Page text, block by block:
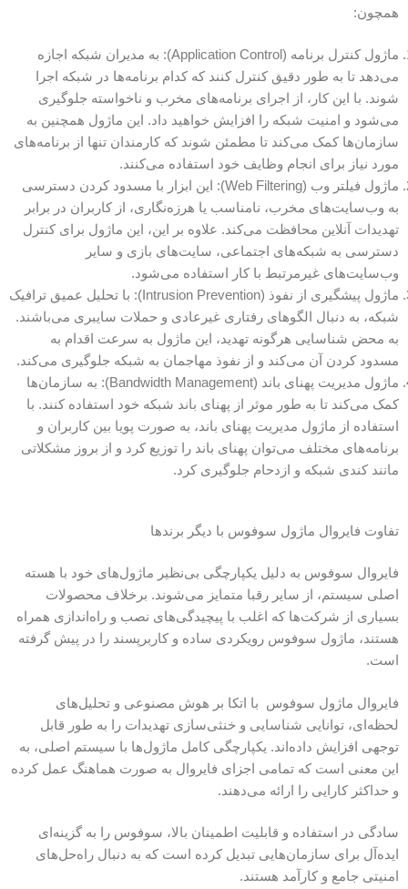
همچون:
ماژول کنترل برنامه (Application Control): به مدیران شبکه اجازه
می‌دهد تا به طور دقیق کنترل کنند که کدام برنامه‌ها در شبکه اجرا
شوند. با این کار، از اجرای برنامه‌های مخرب و ناخواسته جلوگیری
می‌شود و امنیت شبکه را افزایش خواهید داد. این ماژول همچنین به
سازمان‌ها کمک می‌کند تا مطمئن شوند که کارمندان تنها از برنامه‌های
مورد نیاز برای انجام وظایف خود استفاده می‌کنند.
ماژول فیلتر وب (Web Filtering): این ابزار با مسدود کردن دسترسی
به وب‌سایت‌های مخرب، نامناسب یا هرزه‌نگاری، از کاربران در برابر
تهدیدات آنلاین محافظت می‌کند. علاوه بر این، این ماژول برای کنترل
دسترسی به شبکه‌های اجتماعی، سایت‌های بازی و سایر
وب‌سایت‌های غیرمرتبط با کار استفاده می‌شود.
ماژول پیشگیری از نفوذ (Intrusion Prevention): با تحلیل عمیق ترافیک
شبکه، به دنبال الگوهای رفتاری غیرعادی و حملات سایبری می‌باشند.
به محض شناسایی هرگونه تهدید، این ماژول به سرعت اقدام به
مسدود کردن آن می‌کند و از نفوذ مهاجمان به شبکه جلوگیری می‌کند.
ماژول مدیریت پهنای باند (Bandwidth Management): به سازمان‌ها
کمک می‌کند تا به طور موثر از پهنای باند شبکه خود استفاده کنند. با
استفاده از ماژول مدیریت پهنای باند، به صورت پویا بین کاربران و
برنامه‌های مختلف می‌توان پهنای باند را توزیع کرد و از بروز مشکلاتی
مانند کندی شبکه و ازدحام جلوگیری کرد.
تفاوت‌ فایروال ماژول سوفوس با دیگر برندها
فایروال‌ سوفوس به دلیل یکپارچگی بی‌نظیر ماژول‌های خود با هسته
اصلی سیستم، از سایر رقبا متمایز می‌شوند. برخلاف محصولات
بسیاری از شرکت‌ها که اغلب با پیچیدگی‌های نصب و راه‌اندازی همراه
هستند، ماژول سوفوس رویکردی ساده و کاربرپسند را در پیش گرفته
است.
فایروال ماژول سوفوس با اتکا بر هوش مصنوعی و تحلیل‌های
لحظه‌ای، توانایی شناسایی و خنثی‌سازی تهدیدات را به طور قابل
توجهی افزایش داده‌اند. یکپارچگی کامل ماژول‌ها با سیستم اصلی، به
این معنی است که تمامی اجزای فایروال به صورت هماهنگ عمل کرده
و حداکثر کارایی را ارائه می‌دهند.
سادگی در استفاده و قابلیت اطمینان بالا، سوفوس را به گزینه‌ای
ایده‌آل برای سازمان‌هایی تبدیل کرده است که به دنبال راه‌حل‌های
امنیتی جامع و کارآمد هستند.